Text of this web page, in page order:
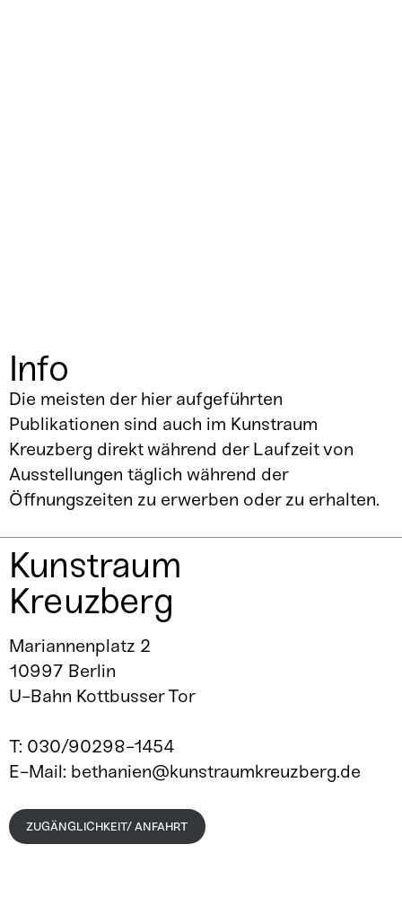
Info
Die meisten der hier aufgeführten
Publikationen sind auch im Kunstraum
Kreuzberg direkt während der Laufzeit von
Ausstellungen täglich während der
Öffnungszeiten zu erwerben oder zu erhalten.
Kunstraum
Kreuzberg
Mariannenplatz 2
10997 Berlin
U-Bahn Kottbusser Tor
T: 030/90298-1454
E-Mail: bethanien@kunstraumkreuzberg.de
ZUGÄNGLICHKEIT/ ANFAHRT